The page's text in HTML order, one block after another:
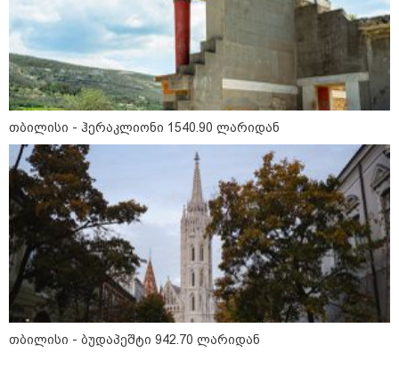
10:52 / 06-08-2026
ვაშინგტონს რაკეტების დეფიციტი აქვს? -
მედიის ცნობით, დონალდ ტრამპი პიტ
ჰეგსეთს დაუპირისპირდა: დეტალები
თბილისი - ჰერაკლიონი 1540.90 ლარიდან
თბილისი - ბუდაპეშტი 942.70 ლარიდან